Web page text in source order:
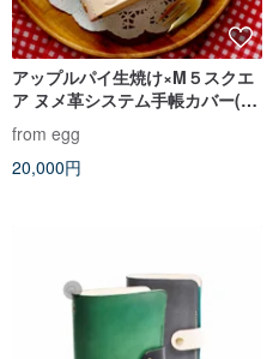
アップルパイ生焼け×M５スクエ
ア ヌメ革システム手帳カバー(マ
イクロ５/ミニ５穴)
from egg
20,000円